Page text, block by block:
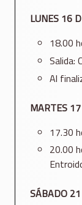
LUNES 16
18.00
Salida:
Al
MARTES
17.30
20.00
SÁBADO